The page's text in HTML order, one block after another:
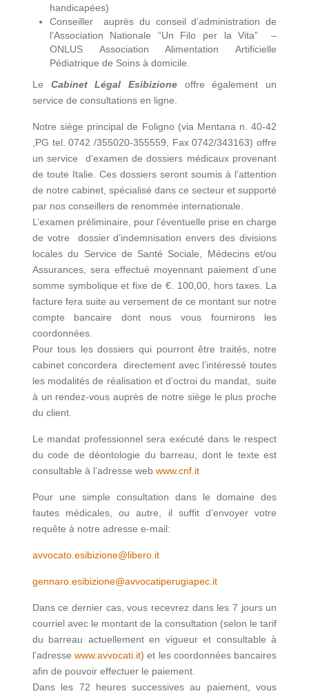
handicapées)
Conseiller auprès du conseil d’administration de
l’Association Nationale “Un Filo per la Vita” –
ONLUS Association Alimentation Artificielle
Pédiatrique de Soins à domicile.
Le Cabinet Légal Esibizione offre également un
service de consultations en ligne.
Notre siège principal de Foligno (via Mentana n. 40-42
,PG tel. 0742 /355020-355559, Fax 0742/343163) offre
un service d’examen de dossiers médicaux provenant
de toute Italie. Ces dossiers seront soumis à l’attention
de notre cabinet, spécialisé dans ce secteur et supporté
par nos conseillers de renommée internationale.
L’examen préliminaire, pour l’éventuelle prise en charge
de votre dossier d’indemnisation envers des divisions
locales du Service de Santé Sociale, Médecins et/ou
Assurances, sera effectué moyennant paiement d’une
somme symbolique et fixe de €. 100,00, hors taxes. La
facture fera suite au versement de ce montant sur notre
compte bancaire dont nous vous fournirons les
coordonnées.
Pour tous les dossiers qui pourront être traités, notre
cabinet concordera directement avec l’intéressé toutes
les modalités de réalisation et d’octroi du mandat, suite
à un rendez-vous auprès de notre siège le plus proche
du client.
Le mandat professionnel sera exécuté dans le respect
du code de déontologie du barreau, dont le texte est
consultable à l’adresse web www.cnf.it
Pour une simple consultation dans le domaine des
fautes médicales, ou autre, il suffit d’envoyer votre
requête à notre adresse e-mail:
avvocato.esibizione@libero.it
gennaro.esibizione@avvocatiperugiapec.it
Dans ce dernier cas, vous recevrez dans les 7 jours un
courriel avec le montant de la consultation (selon le tarif
du barreau actuellement en vigueur et consultable à
l’adressewww.avvocati.it) et les coordonnées bancaires
afin de pouvoir effectuer le paiement.
Dans les 72 heures successives au paiement, vous